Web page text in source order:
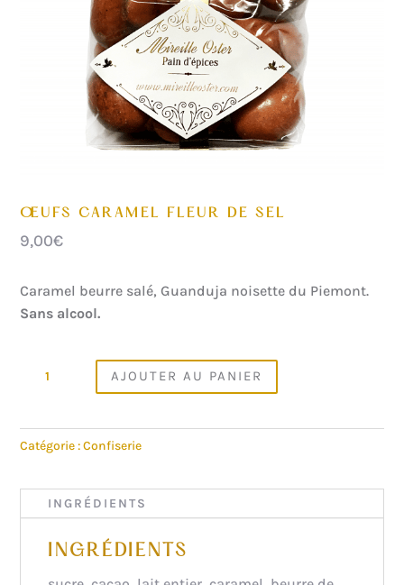
ŒUFS CARAMEL FLEUR DE SEL
9,00€
Caramel beurre salé, Guanduja noisette du Piemont.
Sans alcool.
CARAMEL
FLEUR
AJOUTER AU PANIER
Catégorie :Confiserie
INGRÉDIENTS
INGRÉDIENTS